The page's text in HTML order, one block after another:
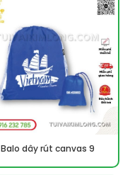
Balo dây rút canvas 9